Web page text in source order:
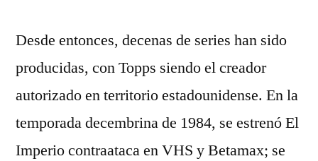
Desde entonces, decenas de series han sido
producidas, con Topps siendo el creador
autorizado en territorio estadounidense. En la
temporada decembrina de 1984, se estrenó El
Imperio contraataca en VHS y Betamax; se